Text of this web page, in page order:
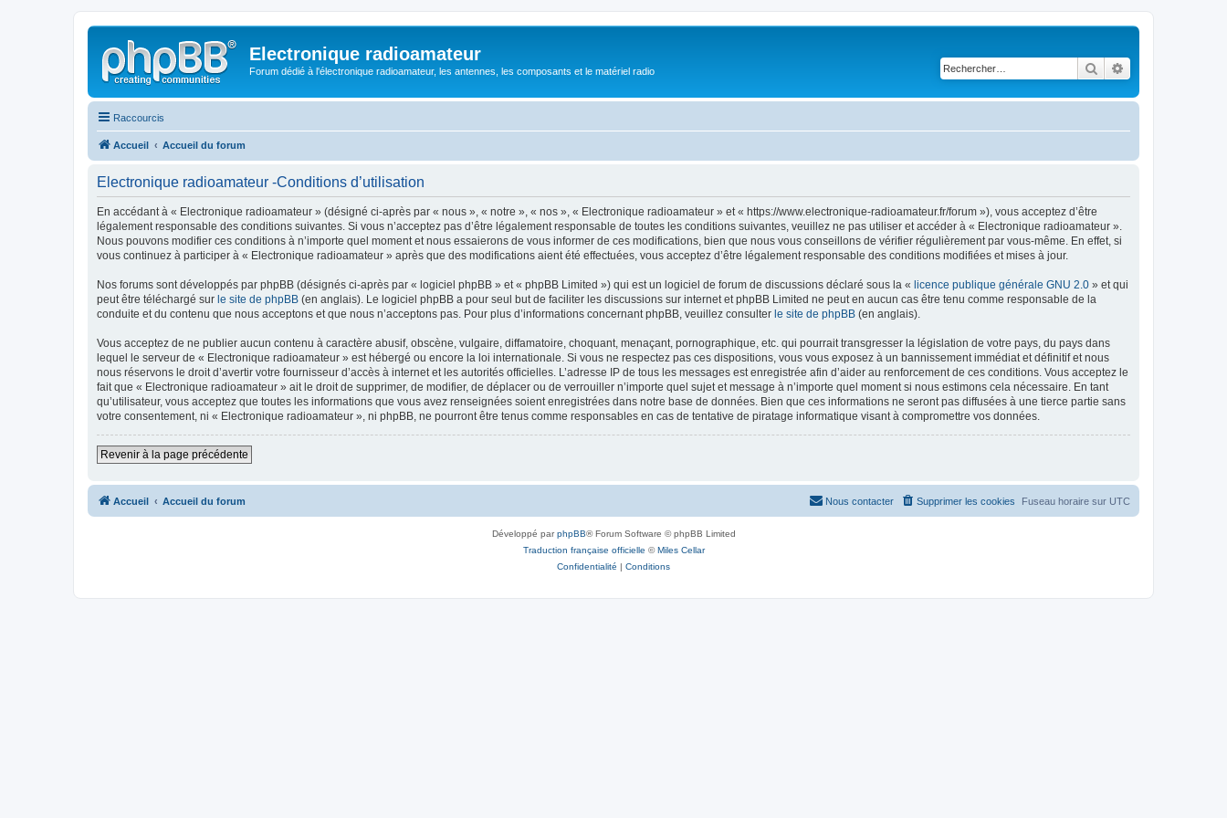
Electronique radioamateur
Forum dédié à l'électronique radioamateur, les antennes, les composants et le matériel radio Rechercher
Raccourcis
Accueil Accueil du forum
Electronique radioamateur -Conditions d’utilisation
En accédant à « Electronique radioamateur » (désigné ci-après par « nous », « notre », « nos », « Electronique radioamateur » et « https://www.electronique-radioamateur.fr/forum »), vous acceptez d’être
légalement responsable des conditions suivantes. Si vous n’acceptez pas d’être légalement responsable de toutes les conditions suivantes, veuillez ne pas utiliser et accéder à « Electronique radioamateur ».
Nous pouvons modifier ces conditions à n’importe quel moment et nous essaierons de vous informer de ces modifications, bien que nous vous conseillons de vérifier régulièrement par vous-même. En effet, si
vous continuez à participer à « Electronique radioamateur » après que des modifications aient été effectuées, vous acceptez d’être légalement responsable des conditions modifiées et mises à jour.
Nos forums sont développés par phpBB (désignés ci-après par « logiciel phpBB » et « phpBB Limited ») qui est un logiciel de forum de discussions déclaré sous la « licence publique générale GNU 2.0 » et qui
peut être téléchargé sur le site de phpBB (en anglais). Le logiciel phpBB a pour seul but de faciliter les discussions sur internet et phpBB Limited ne peut en aucun cas être tenu comme responsable de la
conduite et du contenu que nous acceptons et que nous n’acceptons pas. Pour plus d’informations concernant phpBB, veuillez consulter le site de phpBB (en anglais).
Vous acceptez de ne publier aucun contenu à caractère abusif, obscène, vulgaire, diffamatoire, choquant, menaçant, pornographique, etc. qui pourrait transgresser la législation de votre pays, du pays dans
lequel le serveur de « Electronique radioamateur » est hébergé ou encore la loi internationale. Si vous ne respectez pas ces dispositions, vous vous exposez à un bannissement immédiat et définitif et nous
nous réservons le droit d’avertir votre fournisseur d’accès à internet et les autorités officielles. L’adresse IP de tous les messages est enregistrée afin d’aider au renforcement de ces conditions. Vous acceptez le
fait que « Electronique radioamateur » ait le droit de supprimer, de modifier, de déplacer ou de verrouiller n’importe quel sujet et message à n’importe quel moment si nous estimons cela nécessaire. En tant
qu’utilisateur, vous acceptez que toutes les informations que vous avez renseignées soient enregistrées dans notre base de données. Bien que ces informations ne seront pas diffusées à une tierce partie sans
votre consentement, ni « Electronique radioamateur », ni phpBB, ne pourront être tenus comme responsables en cas de tentative de piratage informatique visant à compromettre vos données.
Revenir à la page précédente
Accueil Accueil du forum Fuseau horaire sur UTC
Supprimer les cookies
Nous contacter
Développé parphpBB® Forum Software © phpBB Limited
Traduction française officielle ©Miles Cellar
Confidentialité | Conditions